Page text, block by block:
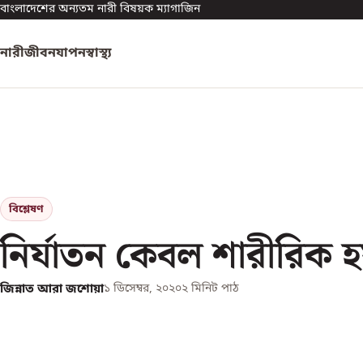
বাংলাদেশের অন্যতম নারী বিষয়ক ম্যাগাজিন
নারীজীবনযাপনস্বাস্থ্য
বিশ্লেষণ
নির্যাতন কেবল শারীরিক
জিন্নাত আরা জশোয়া১ ডিসেম্বর, ২০২০২ মিনিট পাঠ